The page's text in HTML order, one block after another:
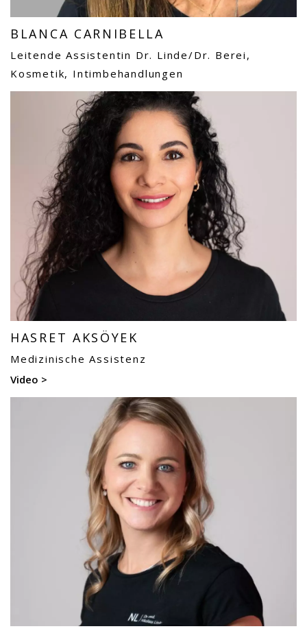
BLANCA CARNIBELLA
Leitende Assistentin Dr. Linde/Dr. Berei,
Kosmetik, Intimbehandlungen
HASRET AKSÖYEK
Medizinische Assistenz
Video >